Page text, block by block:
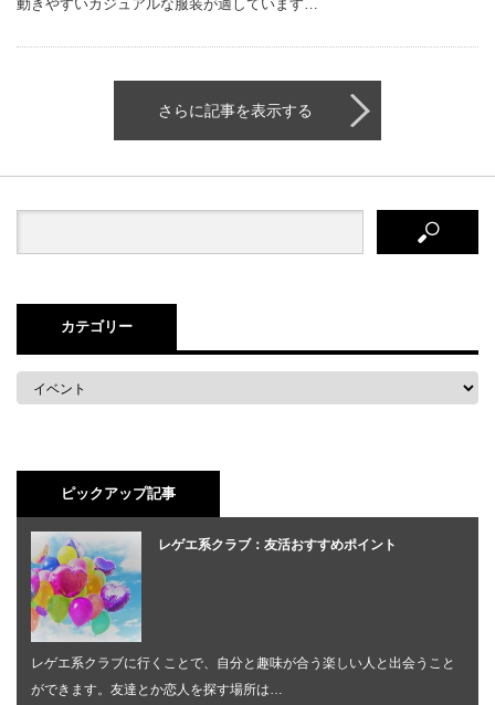
動きやすいカジュアルな服装が適しています…
さらに記事を表示する
カテゴリー
ピックアップ記事
レゲエ系クラブ：友活おすすめポイント
レゲエ系クラブに行くことで、自分と趣味が合う楽しい人と出会うこと
ができます。友達とか恋人を探す場所は…